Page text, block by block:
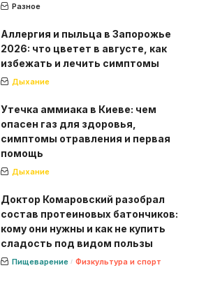
Разное
Аллергия и пыльца в Запорожье
2026: что цветет в августе, как
избежать и лечить симптомы
Дыхание
Утечка аммиака в Киеве: чем
опасен газ для здоровья,
симптомы отравления и первая
помощь
Дыхание
Доктор Комаровский разобрал
состав протеиновых батончиков:
кому они нужны и как не купить
сладость под видом пользы
Пищеварение Физкультура и спорт